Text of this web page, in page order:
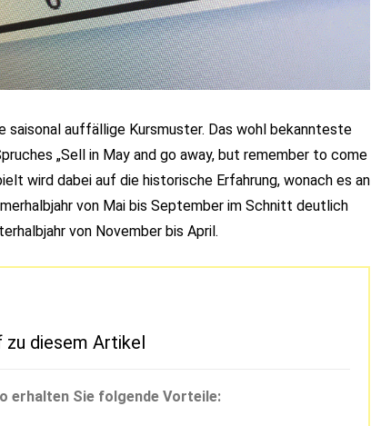
saisonal auffällige Kursmuster. Das wohl bekannteste
„Sell in May and go away, but remember to come
wird dabei auf die historische Erfahrung, wonach es an
von Mai bis September im Schnitt deutlich
von November bis April.
zu diesem Artikel
erhalten Sie folgende Vorteile: